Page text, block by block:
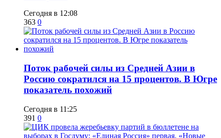
Сегодня в 12:08
363 0
Поток рабочей силы из Средней Азии в
Россию сократился на 15 процентов. В Югре
показатель похожий
Сегодня в 11:25
391 0